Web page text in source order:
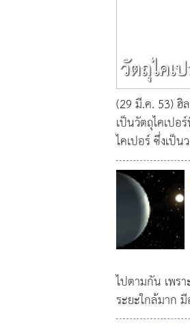
วัตถุไคเ
(29 มี.ค. 53) ฮิ
เป็นวัตถุไคเป
ไคเปอร์ ซึ่งเป็
ไปตามกัน เพร
ระยะใกล้มาก